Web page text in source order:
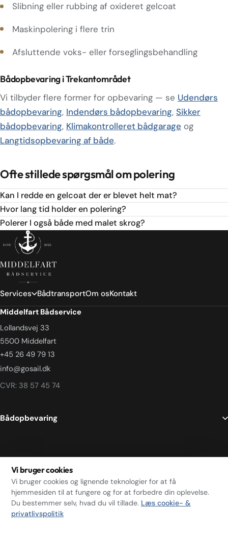
Slibning eller rubbing af oxideret gelcoat
Maskinpolering i flere trin
Afsluttende voks- eller forseglingsbehandling
Bådopbevaring i Trekantområdet
Vi tilbyder flere former for opbevaring — se Udendørs
bådopbevaring, Indendørs bådopbevaring, Sikker
bådopbevaring, Klimakontrolleret bådgarage og
Langtidsopbevaring af både.
Ofte stillede spørgsmål om polering
Kan I redde en gelcoat der er blevet helt mat?
Hvor lang tid holder en polering?
Polerer I også både med malet skrog?
Services BådtransportOm osKontakt
Middelfart Bådservice
Lollandsvej 33
5500 Middelfart
+45 26 49 79 13
info@gosail.dk
CVR: 38 57 45 74
Bådopbevaring
Middelfart Bådservice © 2026. All Rights Reserved.
Vi bruger cookies
Vi bruger cookies og lignende teknologier for at få
hjemmesiden til at fungere og for at forbedre din oplevelse.
Du bestemmer selv, hvad du vil tillade. Læs cookie- &
privatlivspolitik